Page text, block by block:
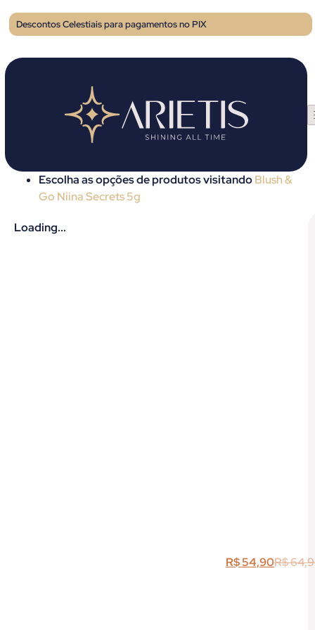
Descontos Celestiais para pagamentos no PIX
Escolha as opções de produtos visitandoBlush &
Go Niina Secrets 5g
Loading...
R$
R$54,90